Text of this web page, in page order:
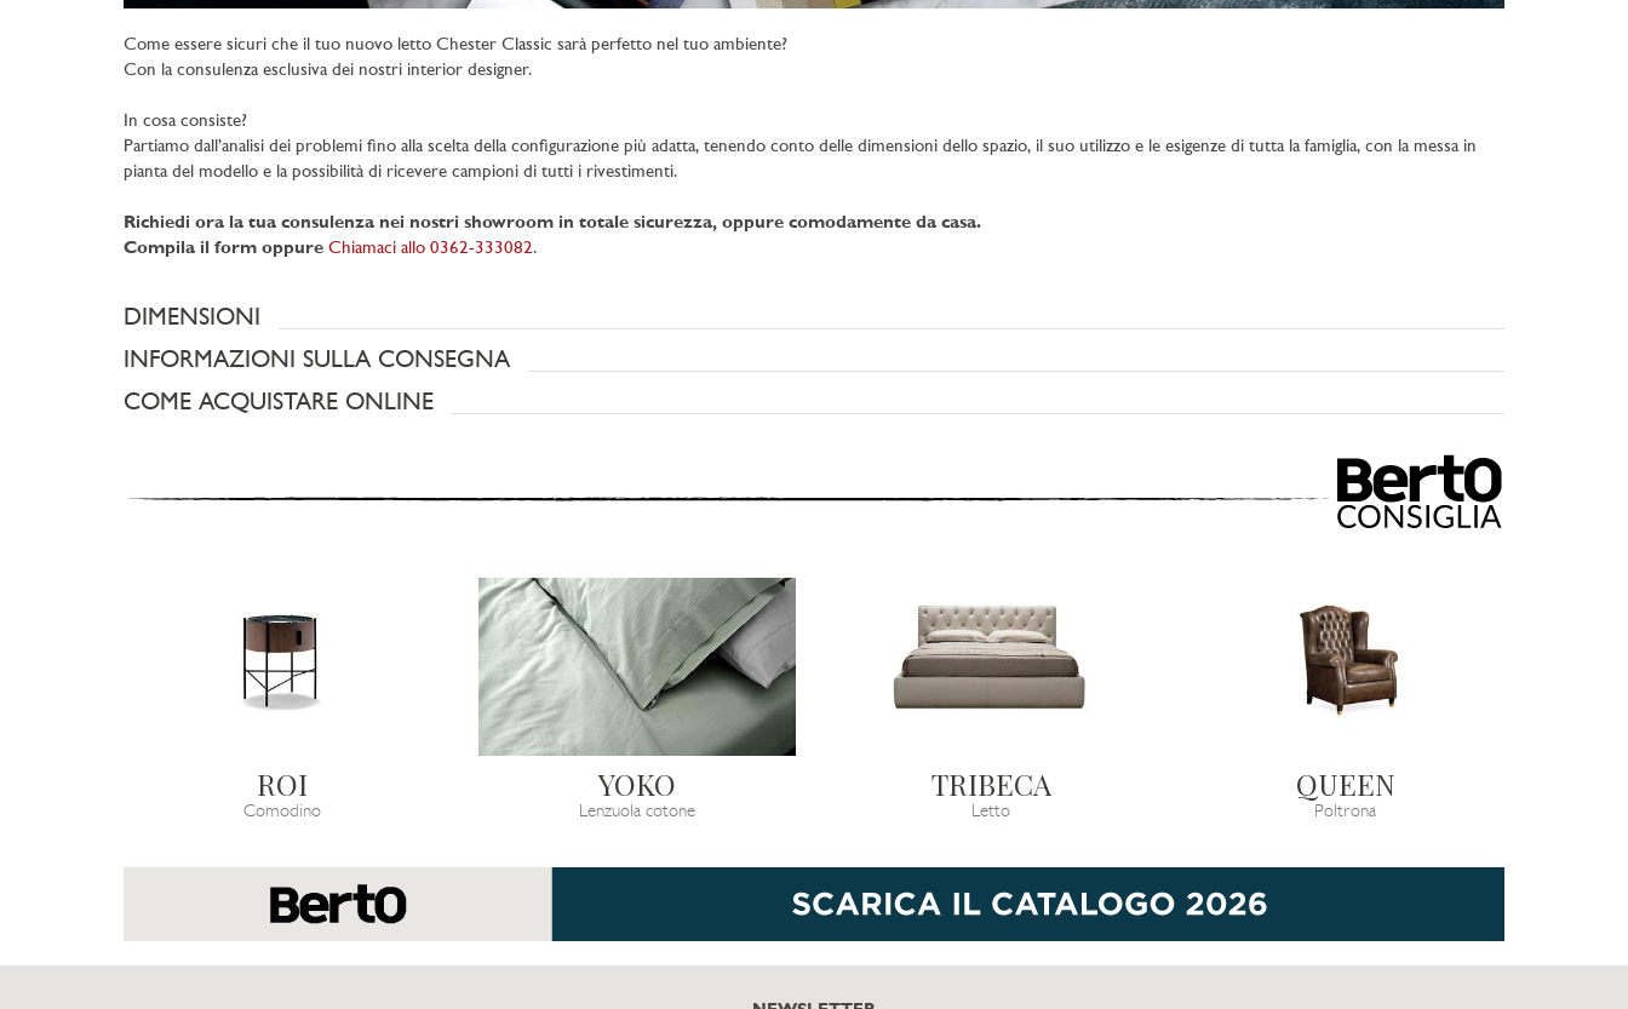
Come essere sicuri che il tuo nuovo letto Chester Classic sarà perfetto nel tuo ambiente?
Con la consulenza esclusiva dei nostri interior designer.
In cosa consiste?
Partiamo dall’analisi dei problemi fino alla scelta della configurazione più adatta, tenendo conto delle dimensioni dello spazio, il suo utilizzo e le esigenze di tutta la famiglia, con la messa in
pianta del modello e la possibilità di ricevere campioni di tutti i rivestimenti.
Richiedi ora la tua consulenza nei nostri showroom in totale sicurezza, oppure comodamente da casa.
Compila il form oppure Chiamaci allo 0362-333082.
DIMENSIONI
INFORMAZIONI SULLA CONSEGNA
COME ACQUISTARE ONLINE
ROI
Comodino
YOKO
Lenzuola cotone
TRIBECA
Letto
QUEEN
Poltrona